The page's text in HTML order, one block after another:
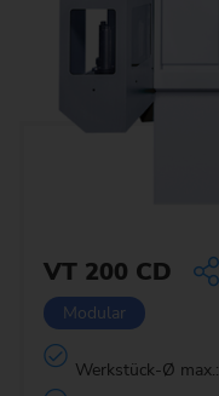
VT 200 CD
Modular
Werkstück-Ø max.: